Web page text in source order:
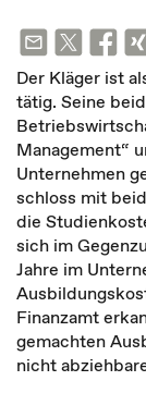
Der Kläger ist
tätig. Seine
Management“
Unternehmen
schloss mit
die
sich im
Jahre im
Finanzamt
gemachten
nicht